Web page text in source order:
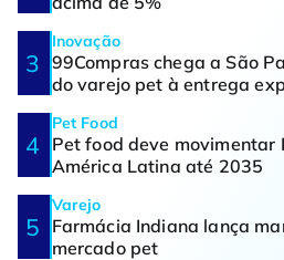
Inovação
99Compras chega a São
do varejo pet à entrega
Pet Food
Pet food deve movimentar
América Latina até 2035
Varejo
Farmácia Indiana lança
mercado pet